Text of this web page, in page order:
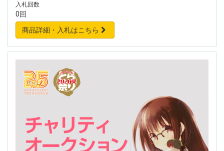
入札回数
0回
商品詳細・入札はこちら